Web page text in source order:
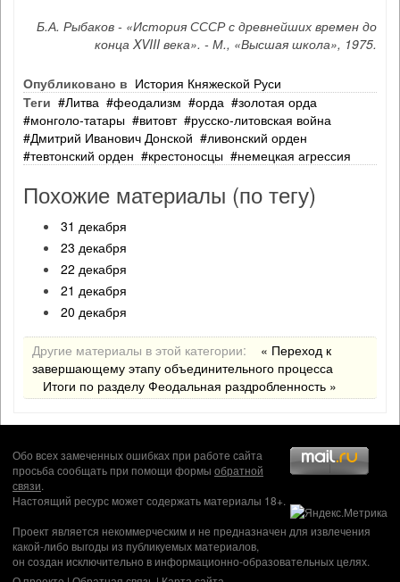
Б.А. Рыбаков - «История СССР с древнейших времен до
конца XVIII века». - М., «Высшая школа», 1975.
Опубликовано в История Княжеской Руси
Теги
Литва феодализм орда
золотая орда
монголо‐татары
витовт
русско‐литовская война
Дмитрий Иванович Донской
ливонский орден
тевтонский орден
крестоносцы немецкая агрессия
Похожие материалы (по тегу)
31 декабря
23 декабря
22 декабря
21 декабря
20 декабря
Другие материалы в этой категории:
« Переход к
завершающему этапу объединительного процесса
Итоги по разделу Феодальная раздробленность »
Обо всех замеченных ошибках при работе сайта
просьба сообщать при помощи формы обратной
связи.
Настоящий ресурс может содержать материалы 18+.
Проект является некоммерческим и не предназначен для извлечения
какой-либо выгоды из публикуемых материалов,
он создан исключительно в информационно-образовательных целях.